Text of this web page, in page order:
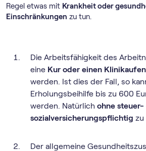
Regel etwas mit Krankheit oder
Einschränkungen zu tun.
Die Arbeitsfähigkeit des
eine Kur oder einen
werden. Ist dies der Fall, so
Erholungsbeihilfe bis zu 600
werden. Natürlich ohne steuer-
sozialversicherungspflichtig zu
Der allgemeine